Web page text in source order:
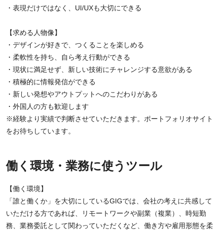
・表現だけではなく、UI/UXも大切にできる
【求める人物像】
・デザインが好きで、つくることを楽しめる
・柔軟性を持ち、自ら考え行動ができる
・現状に満足せず、新しい技術にチャレンジする意欲がある
・積極的に情報発信ができる
・新しい発想やアウトプットへのこだわりがある
・外国人の方も歓迎します
※経験より実績で判断させていただきます。ポートフォリオサイト
をお待ちしています。
働く環境・業務に使うツール
【働く環境】
「誰と働くか」を大切にしているGIGでは、会社の考えに共感して
いただける方であれば、リモートワークや副業（複業）、時短勤
務、業務委託として関わっていただくなど、働き方や雇用形態を柔